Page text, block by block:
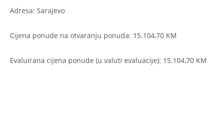
Adresa: Sarajevo
Cijena ponude na otvaranju ponuda: 15.104,70 KM
Evaluirana cijena ponude (u valuti evaluacije): 15.104,70 KM